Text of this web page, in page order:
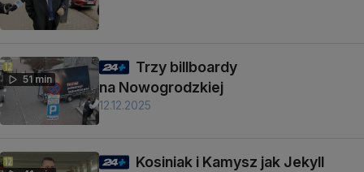
51 min
Trzy billboardy
na Nowogrodzkiej
12.12.2025
Kosiniak i Kamysz jak Jekyll